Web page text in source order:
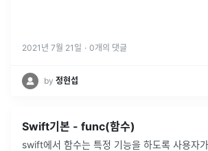
2021년 7월 21일 · 0개의 댓글
by 정현섭
Swift기본 - func(함수)
swift에서 함수는 특정 기능을 하도록 사용자